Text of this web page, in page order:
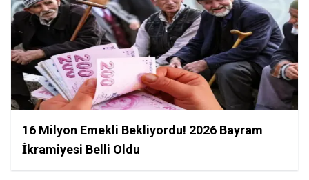
16 Milyon Emekli Bekliyordu! 2026 Bayram
İkramiyesi Belli Oldu